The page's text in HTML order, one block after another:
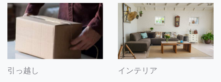
引っ越し インテリア